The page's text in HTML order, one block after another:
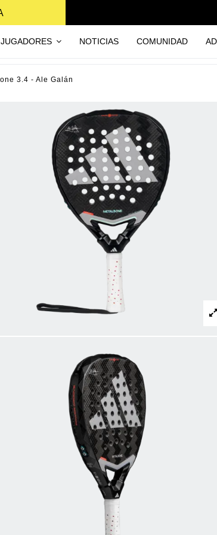
NOTICIAS COMUNIDAD
3.4 - Ale Galán